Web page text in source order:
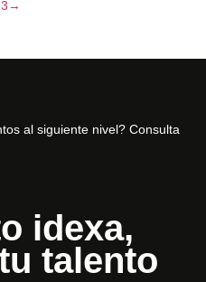
3→
al siguiente nivel? Consulta
idexa,
talento